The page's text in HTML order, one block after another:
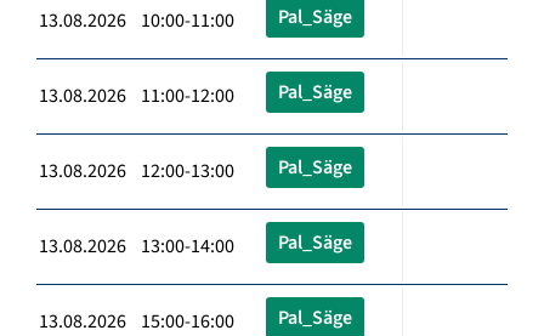
13.08.2026 10:00-11:00 Pal_Säge
13.08.2026 11:00-12:00 Pal_Säge
13.08.2026 12:00-13:00 Pal_Säge
13.08.2026 13:00-14:00 Pal_Säge
13.08.2026 15:00-16:00 Pal_Säge